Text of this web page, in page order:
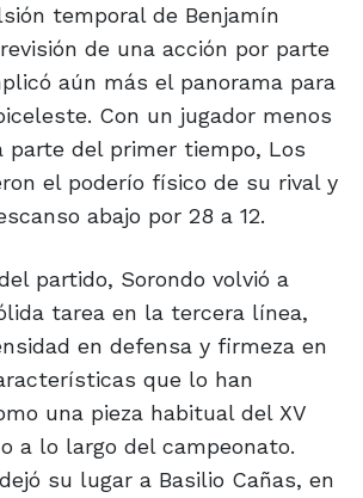
temporal de Benjamín
de una acción por parte
aún más el panorama para
Con un jugador menos
parte del primer tiempo, Los
el poderío físico de su rival y
abajo por 28 a 12.
partido, Sorondo volvió a
tarea en la tercera línea,
en defensa y firmeza en
que lo han
una pieza habitual del XV
a lo largo del campeonato.
su lugar a Basilio Cañas, en